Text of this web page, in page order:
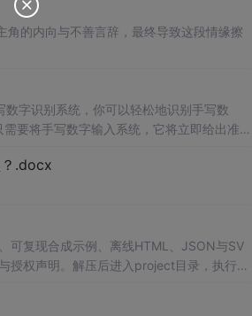
的内向与不善言辞，最终导致这段情缘擦
字识别系统，你可以轻松地识别手写数
要将手写数字输入系统，它将立即给出准确
.docx
可复现合成示例、离线HTML、JSON与SV
授权声明。解压后进入project目录，执行np
审计和课程实践。